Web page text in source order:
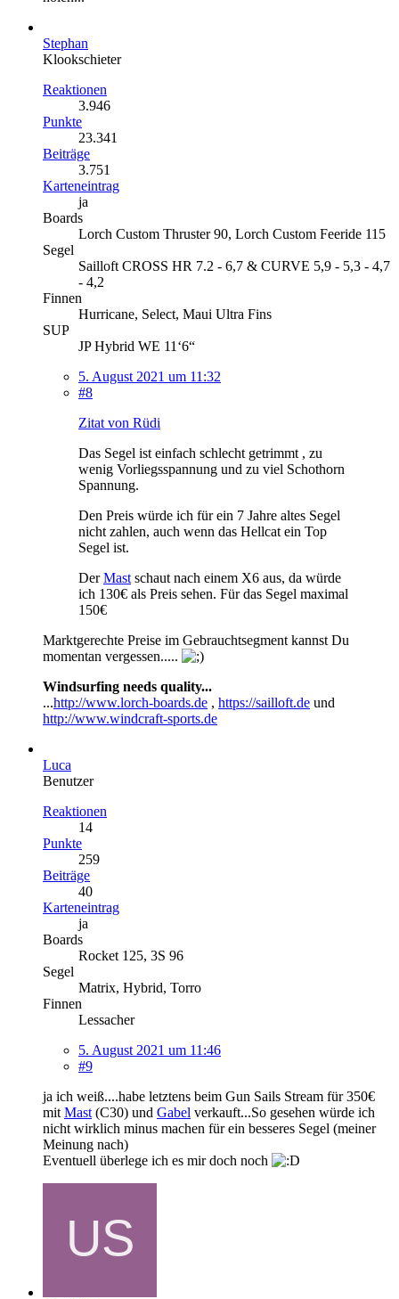
Stephan
Klookschieter
Reaktionen
3.946
Punkte
23.341
Beiträge
3.751
Karteneintrag
ja
Boards
Lorch Custom Thruster 90, Lorch Custom Feeride 115
Segel
Sailloft CROSS HR 7.2 - 6,7 & CURVE 5,9 - 5,3 - 4,7
- 4,2
Finnen
Hurricane, Select, Maui Ultra Fins
SUP
JP Hybrid WE 11‘6“
5. August 2021 um 11:32
#8
Zitat von Rüdi
Das Segel ist einfach schlecht getrimmt , zu
wenig Vorliegsspannung und zu viel Schothorn
Spannung.
Den Preis würde ich für ein 7 Jahre altes Segel
nicht zahlen, auch wenn das Hellcat ein Top
Segel ist.
DerMast schaut nach einem X6 aus, da würde
ich 130€ als Preis sehen. Für das Segel maximal
150€
Marktgerechte Preise im Gebrauchtsegment kannst Du
momentan vergessen.....
Windsurfing needs quality...
...http://www.lorch-boards.de , https://sailloft.de und
http://www.windcraft-sports.de
Luca
Benutzer
Reaktionen
14
Punkte
259
Beiträge
40
Karteneintrag
ja
Boards
Rocket 125, 3S 96
Segel
Matrix, Hybrid, Torro
Finnen
Lessacher
5. August 2021 um 11:46
#9
ja ich weiß....habe letztens beim Gun Sails Stream für 350€
mit Mast (C30) und Gabel verkauft...So gesehen würde ich
nicht wirklich minus machen für ein besseres Segel (meiner
Meinung nach)
Eventuell überlege ich es mir doch noch